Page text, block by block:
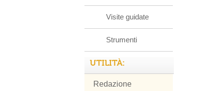
Visite guidate
Strumenti
UTILITÀ:
Redazione